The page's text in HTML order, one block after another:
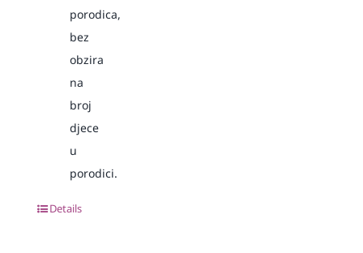
porodica,
bez
obzira
na
broj
djece
u
porodici.
Details